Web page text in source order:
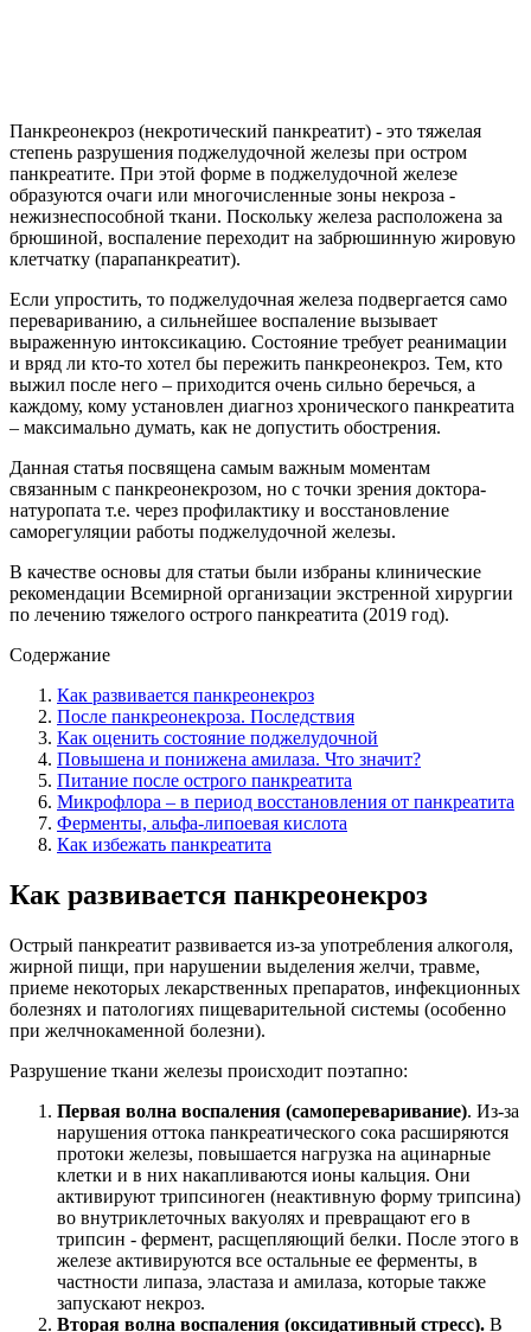
Панкреонекроз (некротический панкреатит) - это тяжелая
степень разрушения поджелудочной железы при остром
панкреатите. При этой форме в поджелудочной железе
образуются очаги или многочисленные зоны некроза -
нежизнеспособной ткани. Поскольку железа расположена за
брюшиной, воспаление переходит на забрюшинную жировую
клетчатку (парапанкреатит).
Если упростить, то поджелудочная железа подвергается само
перевариванию, а сильнейшее воспаление вызывает
выраженную интоксикацию. Состояние требует реанимации
и вряд ли кто-то хотел бы пережить панкреонекроз. Тем, кто
выжил после него – приходится очень сильно беречься, а
каждому, кому установлен диагноз хронического панкреатита
– максимально думать, как не допустить обострения.
Данная статья посвящена самым важным моментам
связанным с панкреонекрозом, но с точки зрения доктора-
натуропата т.е. через профилактику и восстановление
саморегуляции работы поджелудочной железы.
В качестве основы для статьи были избраны клинические
рекомендации Всемирной организации экстренной хирургии
по лечению тяжелого острого панкреатита (2019 год).
Содержание
Как развивается панкреонекроз
После панкреонекроза. Последствия
Как оценить состояние поджелудочной
Повышена и понижена амилаза. Что значит?
Питание после острого панкреатита
Микрофлора – в период восстановления от панкреатита
Ферменты, альфа-липоевая кислота
Как избежать панкреатита
Как развивается панкреонекроз
Острый панкреатит развивается из-за употребления алкоголя,
жирной пищи, при нарушении выделения желчи, травме,
приеме некоторых лекарственных препаратов, инфекционных
болезнях и патологиях пищеварительной системы (особенно
при желчнокаменной болезни).
Разрушение ткани железы происходит поэтапно:
Первая волна воспаления (самопереваривание). Из-за
нарушения оттока панкреатического сока расширяются
протоки железы, повышается нагрузка на ацинарные
клетки и в них накапливаются ионы кальция. Они
активируют трипсиноген (неактивную форму трипсина)
во внутриклеточных вакуолях и превращают его в
трипсин - фермент, расщепляющий белки. После этого в
железе активируются все остальные ее ферменты, в
частности липаза, эластаза и амилаза, которые также
запускают некроз.
Вторая волна воспаления (оксидативный стресс). В